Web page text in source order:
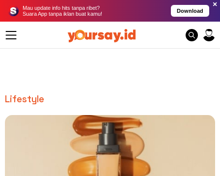
Mau update info hits tanpa ribet?
Suara App tanpa iklan buat kamu!
Download
×
Lifestyle